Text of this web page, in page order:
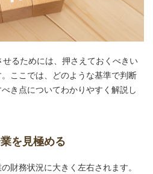
るためには、押さえておくべきい
ここでは、どのような基準で判断
き点についてわかりやすく解説し
を見極める
財務状況に大きく左右されます。